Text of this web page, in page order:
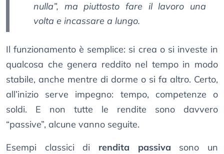
nulla”, ma piuttosto fare il lavoro una
volta e incassare a lungo.
Il funzionamento è semplice: si crea o si investe in
qualcosa che genera reddito nel tempo in modo
stabile, anche mentre di dorme o si fa altro. Certo,
all’inizio serve impegno: tempo, competenze o
soldi. E non tutte le rendite sono davvero
“passive”, alcune vanno seguite.
Esempi classici di rendita passiva sono un